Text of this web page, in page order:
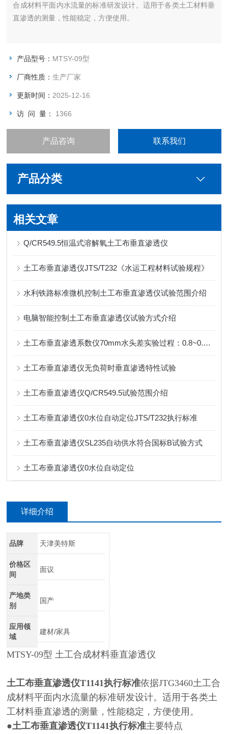
合成材料平面内水流量的标准研发设计。适用于各类土工材料垂
直渗透的测量，性能稳定，方便使用。
产品型号： MTSY-09型
厂商性质：生产厂家
更新时间： 2025-12-16
访 问 量： 1366
产品咨询 联系我们
产品分类
相关文章
Q/CR549.5恒温式溶解氧土工布垂直渗透仪
土工布垂直渗透仪JTS/T232《水运工程材料试验规程》
水利铁路标准微机控制土工布垂直渗透仪试验范围介绍
电脑智能控制土工布垂直渗透仪试验方式介绍
土工布垂直渗透系数仪70mm水头差实验过程：0.8~0.2倍自动完成
土工布垂直渗透仪无负荷时垂直渗透特性试验
土工布垂直渗透仪Q/CR549.5试验范围介绍
土工布垂直渗透仪0水位自动定位JTS/T232执行标准
土工布垂直渗透仪SL235自动供水符合国标B试验方式
土工布垂直渗透仪0水位自动定位
详细介绍
品牌 天津美特斯
价格区
间
面议
产地类
别
国产
应用领
域
建材/家具
MTSY-09型 土工合成材料垂直渗透仪
土工布垂直渗透仪T1141执行标准依据JTG3460土工合
成材料平面内水流量的标准研发设计。适用于各类土
工材料垂直渗透的测量，性能稳定，方便使用。
●土工布垂直渗透仪T1141执行标准主要特点